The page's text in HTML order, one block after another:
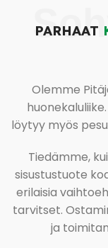
PARHAAT
Olemme
löytyy myös
Tiedämme,
sisustustuote
erilaisia
tarvitset.
ja